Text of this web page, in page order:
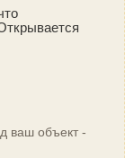
ваш объект -